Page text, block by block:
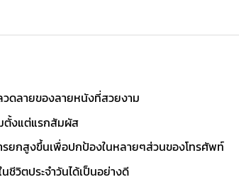
ดลายของลายหนังที่สวยงาม
ตั้งแต่แรกสัมผัส
ยกสูงขึ้นเพื่อปกป้องในหลายๆส่วนของโทรศัพท์
วิตประจำวันได้เป็นอย่างดี